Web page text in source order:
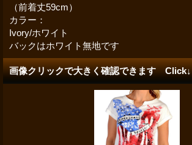
（前着丈59cm）
カラー：
Ivory/ホワイト
バックはホワイト無地です
画像クリックで大きく確認できます Click↓